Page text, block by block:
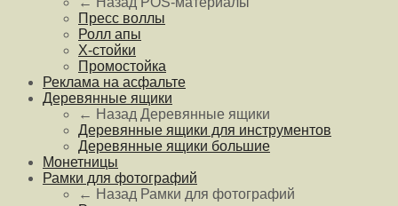
Пресс воллы
Ролл апы
Х-стойки
Промостойка
Реклама на асфальте
Деревянные ящики
← Назад Деревянные ящики
Деревянные ящики для инструментов
Деревянные ящики большие
Монетницы
Рамки для фотографий
← Назад Рамки для фотографий